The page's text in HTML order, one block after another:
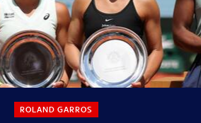
ROLAND GARROS